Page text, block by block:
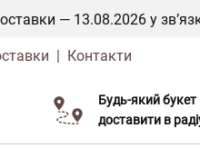
— 13.08.2026 у
| Контакти
Будь-який
доставити в
Послуга Click &